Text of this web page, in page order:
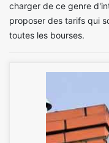
charger de ce genre
proposer des tarifs qui
toutes les bourses.